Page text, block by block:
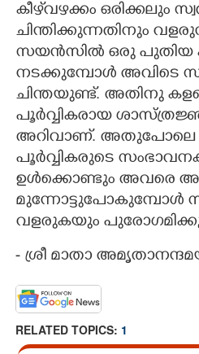
കീഴ്‌വഴക്കം ഒരിക്കലും
ചിന്തിക്കുന്നതിനും
സയൻസിൽ ഒരു പുതിയ
നടക്കുമ്പോൾ അവിടെ
ചിന്തയുണ്ട്. അതിനു
പൂർവ്വികരായ
അറിവാണ്.
പൂർവ്വികരുടെ
ഉൾക്കൊണ്ടും അവരെ
മുന്നോട്ടുപോകുമ്പോൾ
വളരുകയും
- ശ്രീ മാതാ
RELATED TOPICS: 1